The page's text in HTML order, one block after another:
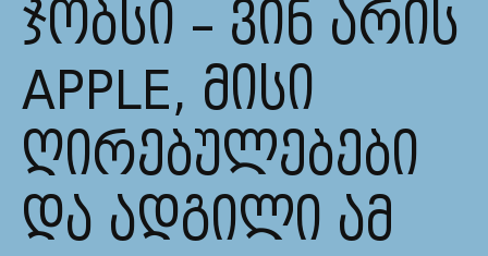
ᲯᲝᲑᲡᲘ – ᲕᲘᲜ ᲐᲠᲘᲡ
APPLE, ᲛᲘᲡᲘ
ᲦᲘᲠᲔᲑᲣᲚᲔᲑᲔᲑᲘ
ᲓᲐ ᲐᲓᲒᲘᲚᲘ ᲐᲛ